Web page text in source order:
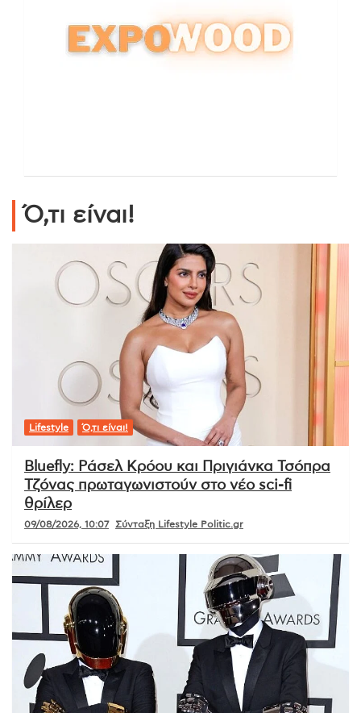
Ό,τι είναι!
Lifestyle Ό,τι είναι!
Bluefly: Ράσελ Κρόου και Πριγιάνκα Τσόπρα
Τζόνας πρωταγωνιστούν στο νέο sci-fi
θρίλερ
09/08/2026, 10:07 Σύνταξη Lifestyle Politic.gr